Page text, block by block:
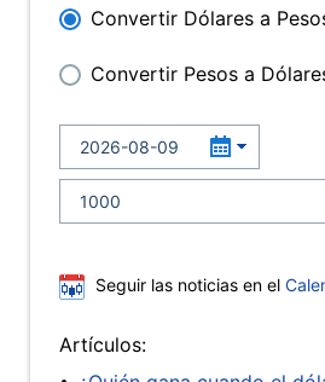
Convertir Dólares a
Convertir Pesos a
Seguir las noticias en el
Artículos: